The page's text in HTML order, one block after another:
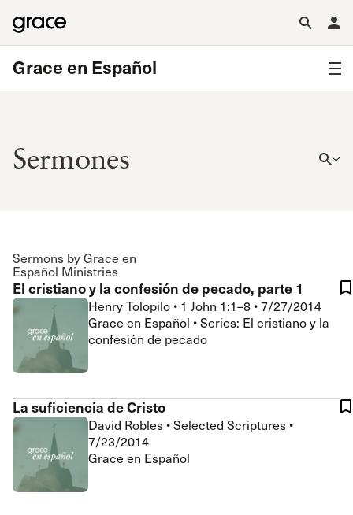
Grace en Español
Sermones
Sermons by Grace en
Español Ministries
El cristiano y la confesión de pecado, parte 1
Henry Tolopilo • 1 John 1:1–8 •7/27/2014
Grace en Español • Series: El cristiano y la
confesión de pecado
La suficiencia de Cristo
David Robles •Selected Scriptures •
7/23/2014
Grace en Español